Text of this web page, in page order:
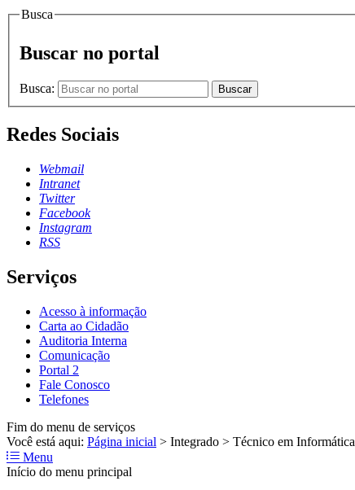
Busca
Buscar no portal
Busca: Buscar
Redes Sociais
Webmail
Intranet
Twitter
Facebook
Instagram
RSS
Serviços
Acesso à informação
Carta ao Cidadão
Auditoria Interna
Comunicação
Portal 2
Fale Conosco
Telefones
Fim do menu de serviços
Você está aqui: Página inicial > Integrado > Técnico em Informática
Menu
Início do menu principal